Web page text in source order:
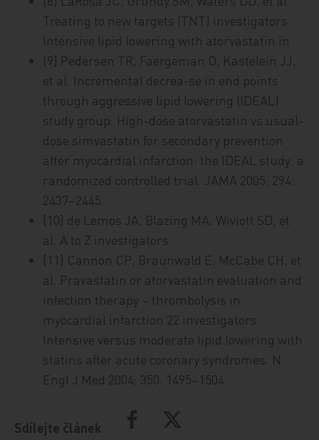
Treating to new targets (TNT) investigators.
Intensive lipid lowering with atorvastatin in
[9] Pedersen TR, Faergeman O, Kastelein JJ,
et al. Incremental decrea-se in end points
through aggressive lipid lowering (IDEAL)
study group. High-dose atorvastatin vs usual-
dose simvastatin for secondary prevention
after myocardial infarction: the IDEAL study: a
randomized controlled trial. JAMA 2005; 294:
2437–2445.
[10] de Lemos JA, Blazing MA, Wiviott SD, et
al. A to Z investigators.
[11] Cannon CP, Braunwald E, McCabe CH, et
al. Pravastatin or atorvastatin evaluation and
infection therapy – thrombolysis in
myocardial infarction 22 investigators.
Intensive versus moderate lipid lowering with
statins after acute coronary syndromes. N
Engl J Med 2004; 350: 1495–1504.
Sdílejte článek